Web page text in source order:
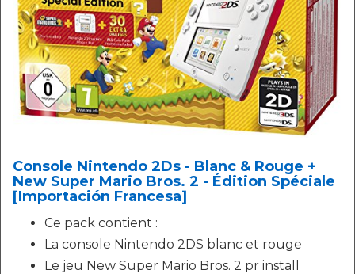
Console Nintendo 2Ds - Blanc & Rouge +
New Super Mario Bros. 2 - Édition Spéciale
[Importación Francesa]
Ce pack contient :
La console Nintendo 2DS blanc et rouge
Le jeu New Super Mario Bros. 2 pr install